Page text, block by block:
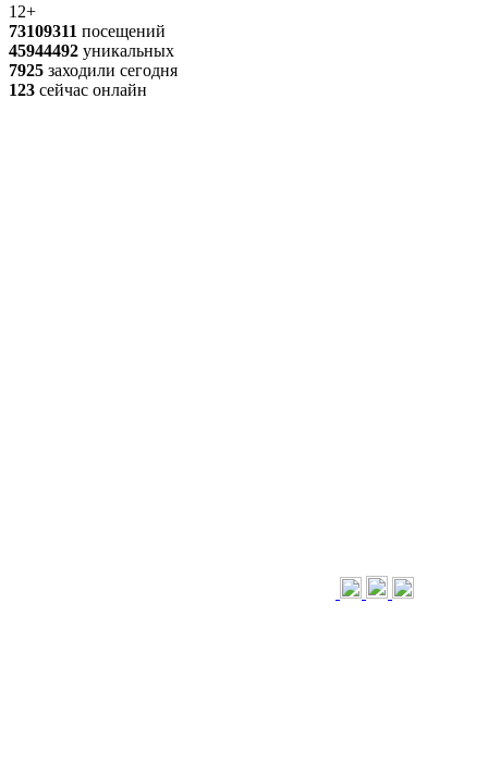
12+
73109311 посещений
45944492 уникальных
7925 заходили сегодня
123 сейчас онлайн